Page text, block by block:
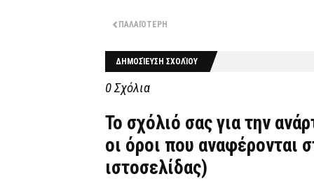
ΠΑΛΑΙΌΤΕΡΗ
ΔΗΜΟΣΊΕΥΣΗ ΣΧΟΛΊΟΥ
0 Σχόλια
Το σχόλιό σας για την
οι όροι που αναφέρονται
ιστοσελίδας)